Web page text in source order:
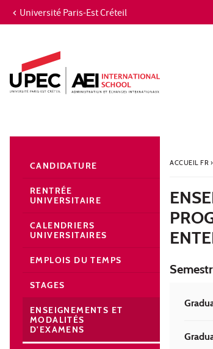
Aller au contenu
Recherche
Navigation secondaire
Université Paris-Est Créteil
ACCUEIL FR›
CANDIDATURE
RENTRÉE
UNIVERSITAIRE
CALENDRIERS
UNIVERSITAIRES
EMPLOIS DU TEMPS
STAGES
ENSEIGNEMENTS ET
MODALITÉS
D'EXAMENS